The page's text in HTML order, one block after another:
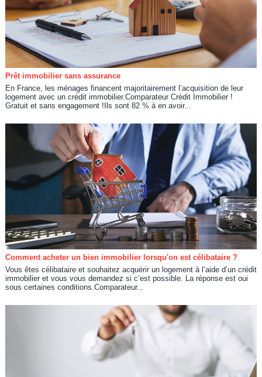
Prêt immobilier sans assurance
En France, les ménages financent majoritairement l’acquisition de leur
logement avec un crédit immobilier.Comparateur Crédit Immobilier !
Gratuit et sans engagement !Ils sont 82 % à en avoir...
Comment acheter un bien immobilier lorsqu'on est célibataire ?
Vous êtes célibataire et souhaitez acquérir un logement à l’aide d’un crédit
immobilier et vous vous demandez si c’est possible. La réponse est oui
sous certaines conditions.Comparateur...